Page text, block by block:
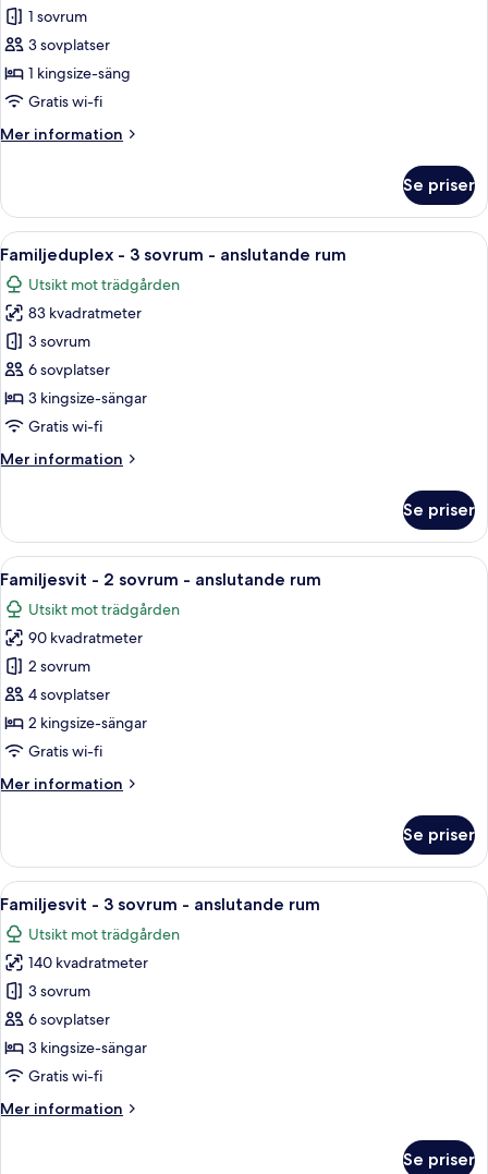
Svit
Deluxe
-
pentry
1 sovrum
3 sovplatser
1 kingsize-säng
Gratis wi-fi
Mer information
Mer
Deluxe
pentry
Se priser
Öppna
alla
foton
för
Familjeduplex
-
3
sovrum
anslutande
Ett sovrum med en stor säng, ett
6
Familjeduplex - 3 sovrum - anslutande rum
Utsikt mot trädgården
83 kvadratmeter
3 sovrum
6 sovplatser
3 kingsize-sängar
Gratis wi-fi
Mer information
Mer
-
sovrum
anslutande
rum
Se priser
Öppna
alla
foton
för
Familjesvit
-
2
sovrum
anslutande
Ett modernt vardagsrum med en
8
Familjesvit - 2 sovrum - anslutande rum
Utsikt mot trädgården
90 kvadratmeter
2 sovrum
4 sovplatser
2 kingsize-sängar
Gratis wi-fi
Mer information
Mer
-
sovrum
anslutande
rum
Se priser
Öppna
alla
foton
för
Familjesvit
-
3
sovrum
anslutande
Ett modernt vardagsrum med ett
9
Familjesvit - 3 sovrum - anslutande rum
Utsikt mot trädgården
140 kvadratmeter
3 sovrum
6 sovplatser
3 kingsize-sängar
Gratis wi-fi
Mer information
Mer
Se priser